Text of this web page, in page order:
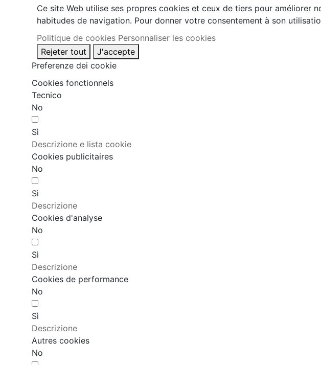
Ce site Web utilise ses propres cookies et ceux de tiers pour améliorer
habitudes de navigation. Pour donner votre consentement à son
Politique de cookies Personnaliser les cookies
Rejeter tout
J'accepte
Preferenze dei cookie
Cookies fonctionnels
Tecnico
No
Sì
Descrizione e lista cookie
Cookies publicitaires
No
Sì
Descrizione
Cookies d'analyse
No
Sì
Descrizione
Cookies de performance
No
Sì
Descrizione
Autres cookies
No